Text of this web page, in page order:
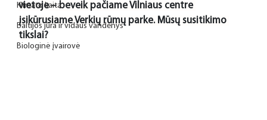
Klimato kaita
Baltijos jūra ir vidaus vandenys
Biologinė įvairovė
vietoje – beveik pačiame Vilniaus centre
įsikūrusiame Verkių rūmų parke. Mūsų susitikimo
tikslai?